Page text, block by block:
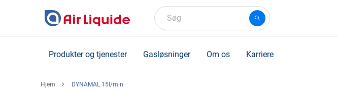
Søg
Produkter og tjenester Gasløsninger Om os Karriere
Hjem DYNAMAL 15l/min